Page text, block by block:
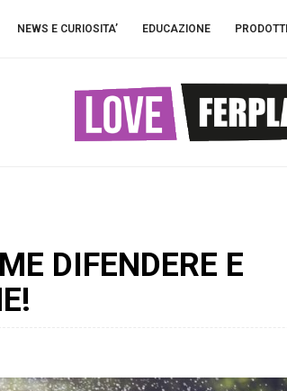
NEWS E CURIOSITA’ EDUCAZIONE PRODOTTI
DIFENDERE E